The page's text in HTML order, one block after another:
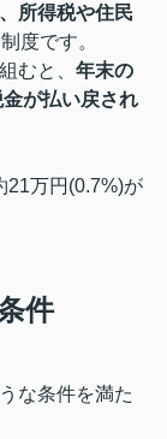
所得税や住民
度です。
むと、 年末の
が払い戻され
万円(0.7%)が
件
な条件を満た